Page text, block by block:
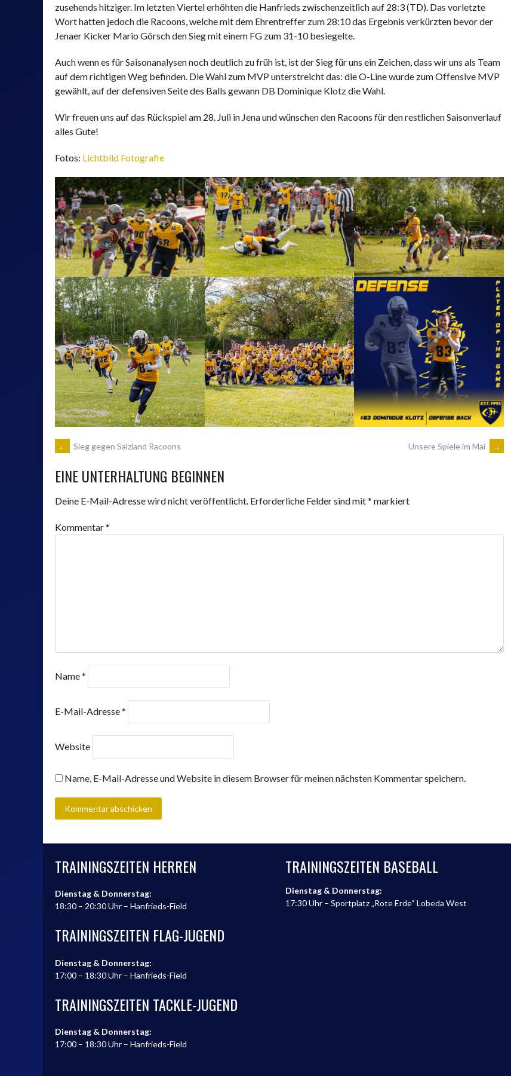
zusehends hitziger. Im letzten Viertel erhöhten die Hanfrieds zwischenzeitlich auf 28:3 (TD). Das vorletzte
Wort hatten jedoch die Racoons, welche mit dem Ehrentreffer zum 28:10 das Ergebnis verkürzten bevor der
Jenaer Kicker Mario Görsch den Sieg mit einem FG zum 31-10 besiegelte.
Auch wenn es für Saisonanalysen noch deutlich zu früh ist, ist der Sieg für uns ein Zeichen, dass wir uns als Team
auf dem richtigen Weg befinden. Die Wahl zum MVP unterstreicht das: die O-Line wurde zum Offensive MVP
gewählt, auf der defensiven Seite des Balls gewann DB Dominique Klotz die Wahl.
Wir freuen uns auf das Rückspiel am 28. Juli in Jena und wünschen den Racoons für den restlichen Saisonverlauf
alles Gute!
Fotos: Lichtbild Fotografie
ARTIKEL-
NAVIGATION
← Sieg gegen Salzland Racoons Unsere Spiele im Mai →
EINE UNTERHALTUNG BEGINNEN
Deine E-Mail-Adresse wird nicht veröffentlicht. Erforderliche Felder sind mit* markiert
Kommentar*
Name*
E-Mail-Adresse*
Website
Name, E-Mail-Adresse und Website in diesem Browser für meinen nächsten Kommentar speichern.
S-FUTURE-TEAM DER
SPARKASSE JENA-
BARMER EK SAMFORCITY
TRAININGSZEITEN HERREN
Dienstag & Donnerstag:
18:30 – 20:30 Uhr – Hanfrieds-Field
TRAININGSZEITEN FLAG-JUGEND
Dienstag & Donnerstag:
17:00 – 18:30 Uhr – Hanfrieds-Field
TRAININGSZEITEN TACKLE-JUGEND
Dienstag & Donnerstag:
17:00 – 18:30 Uhr – Hanfrieds-Field
TRAININGSZEITEN BASEBALL
Dienstag & Donnerstag:
17:30 Uhr – Sportplatz „Rote Erde“ Lobeda West